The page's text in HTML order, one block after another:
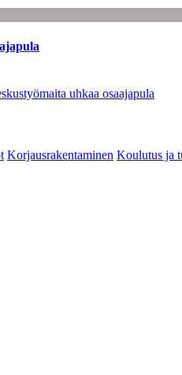
uhkaa osaajapula
Korjausrakentaminen Koulutus ja